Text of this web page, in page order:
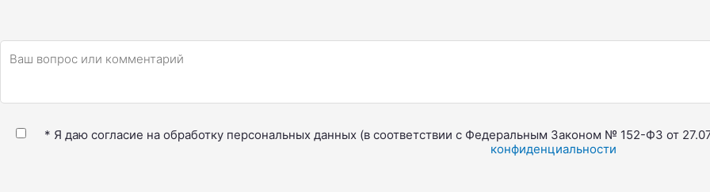
* Я даю согласие на обработку персональных данных (в соответствии с Федеральным Законом № 152-ФЗ от
конфиденциальности